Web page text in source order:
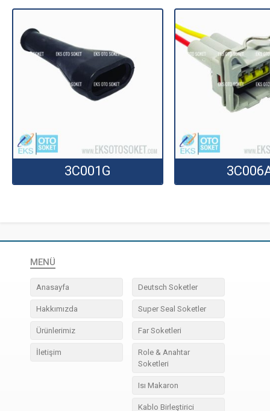
3C001G
MENÜ
Anasayfa
Hakkımızda
Ürünlerimiz
İletişim
Deutsch Soketler
Super Seal Soketler
Far Soketleri
Role & Anahtar
Soketleri
Isı Makaron
Kablo Birleştirici